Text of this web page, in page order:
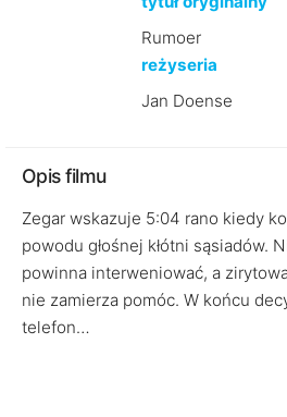
Rumoer
reżyseria
Jan Doense
Opis filmu
Zegar wskazuje 5:04 rano kiedy
powodu głośnej kłótni sąsiadów.
powinna interweniować, a
nie zamierza pomóc. W końcu
telefon…